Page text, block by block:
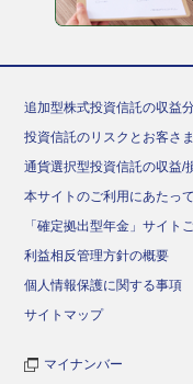
追加型株式投資信託の収益
投資信託のリスクとお客さ
通貨選択型投資信託の収益/
本サイトのご利用にあたって
「確定拠出型年金」サイト
利益相反管理方針の概要
個人情報保護に関する事項
サイトマップ
マイナンバー